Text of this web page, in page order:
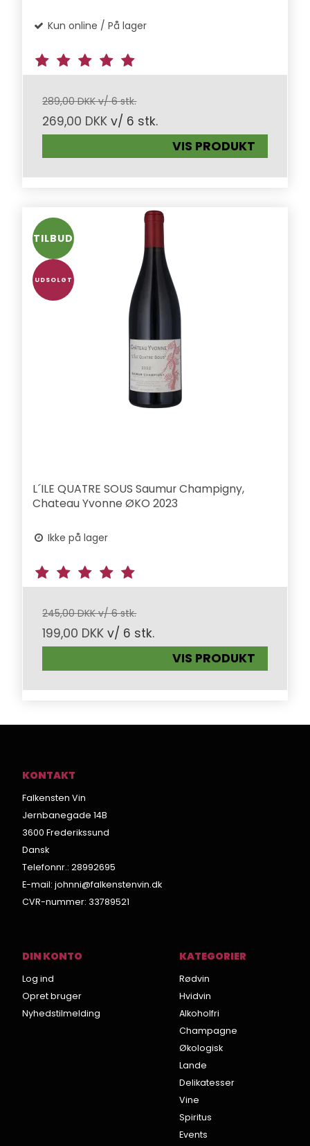
Kun online / På lager
289,00 DKK v/ 6 stk.
269,00 DKK v/ 6 stk.
VIS PRODUKT
TILBUD
UDSOLGT
L´ILE QUATRE SOUS Saumur Champigny,
Chateau Yvonne ØKO 2023
Ikke på lager
245,00 DKK v/ 6 stk.
199,00 DKK v/ 6 stk.
VIS PRODUKT
KONTAKT
Falkensten Vin
Jernbanegade 14B
3600 Frederikssund
Dansk
Telefonnr.: 28992695
E-mail: johnni@falkenstenvin.dk
CVR-nummer: 33789521
DIN KONTO
Log ind
Opret bruger
Nyhedstilmelding
KATEGORIER
Rødvin
Hvidvin
Alkoholfri
Champagne
Økologisk
Lande
Delikatesser
Vine
Spiritus
Events